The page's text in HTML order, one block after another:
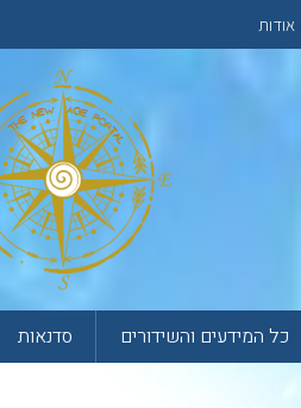
אודות
כל המידעים והשידורים סדנאות